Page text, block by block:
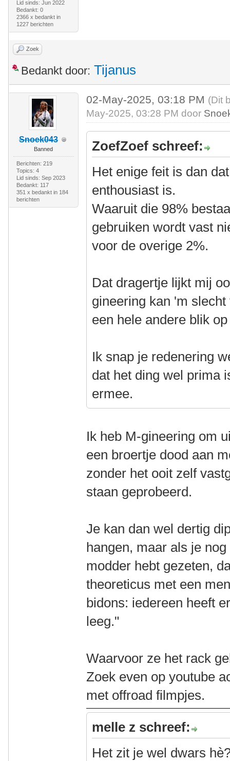
Lid sinds: Jun 2022
Bedankt: 0
2366 x bedankt in
1227 berichten
Zoek
Bedankt door: Tijanus
Snoek043
Banned
Berichten: 219
Topics: 4
Lid sinds: Sep 2023
Bedankt: 117
351 x bedankt in 184
berichten
02-May-2025, 03:18 PM (Dit
May-2025, 03:28 PM door
ZoefZoef schreef:
Het enige feit is dan
enthousiast is.
Waaruit die 98%
gebruiken wordt vast
voor de overige 2%.
Dat dragertje lijkt mij
gineering kan 'm
een hele andere blik
Ik snap je redenering
dat het ding wel prima
ermee.
Ik heb M-gineering om
een broertje dood aan
zonder het ooit zelf
staan geprobeerd.
Je kan dan wel dertig
hangen, maar als je
modder hebt gezeten,
theoreticus met een
bidons: iedereen heeft
leeg."
Waarvoor ze het rack
Zoek even op youtube
met offroad filmpjes.
melle z schreef:
Het zit je wel dwars